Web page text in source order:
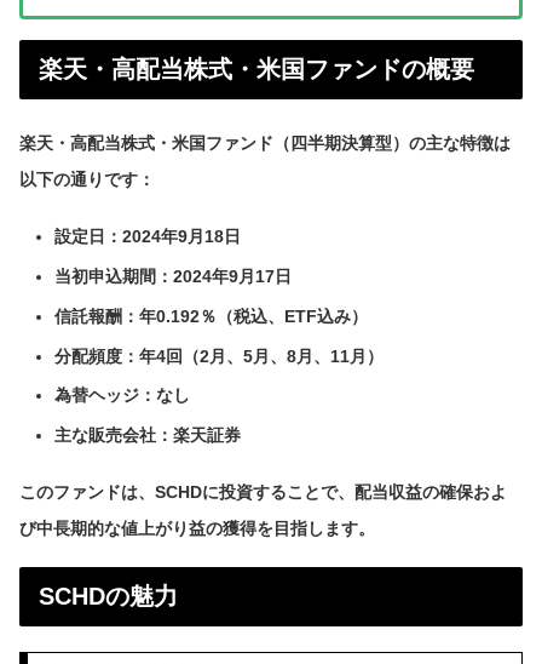
楽天・高配当株式・米国ファンドの概要
楽天・高配当株式・米国ファンド（四半期決算型）の主な特徴は
以下の通りです：
設定日：2024年9月18日
当初申込期間：2024年9月17日
信託報酬：年0.192％（税込、ETF込み）
分配頻度：年4回（2月、5月、8月、11月）
為替ヘッジ：なし
主な販売会社：楽天証券
このファンドは、SCHDに投資することで、配当収益の確保およ
び中長期的な値上がり益の獲得を目指します。
SCHDの魅力